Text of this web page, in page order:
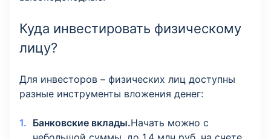
Куда инвестировать физическому
лицу?
Для инвесторов – физических лиц доступны
разные инструменты вложения денег:
Банковские вклады.Начать можно с